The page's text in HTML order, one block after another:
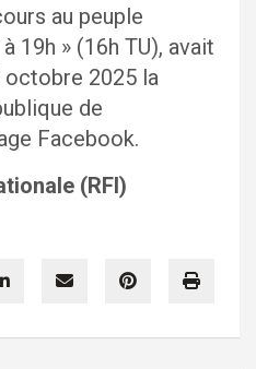
au peuple
19h » (16h TU), avait
2025 la
de
Facebook.
(RFI)